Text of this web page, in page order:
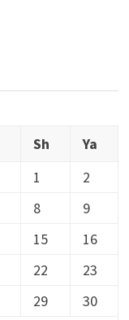
Sh
Ya
1
2
8
9
15
16
22
23
29
30